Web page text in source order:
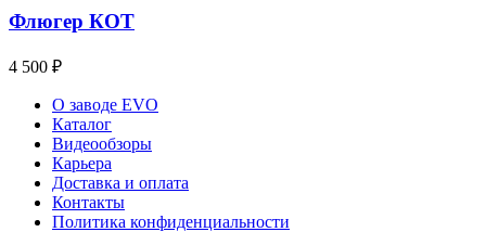
Флюгер КОТ
4 500 ₽
О заводе EVO
Каталог
Видеообзоры
Карьера
Доставка и оплата
Контакты
Политика конфиденциальности